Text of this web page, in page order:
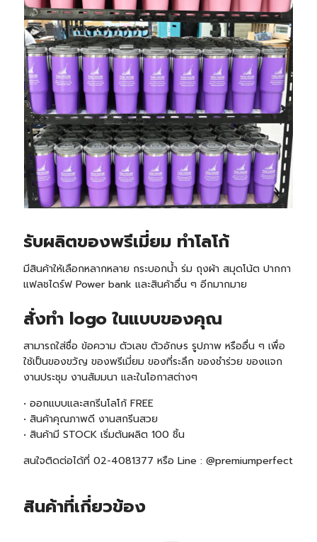
รับผลิตของพรีเมี่ยม ทำโลโก้
มีสินค้าให้เลือกหลากหลาย กระบอกน้ำ ร่ม ถุงผ้า สมุดโน้ต ปากกา
แฟลชไดร์ฟ Power bank และสินค้าอื่น ๆ อีกมากมาย
สั่งทำ logo ในแบบของคุณ
สามารถใส่ชื่อ ข้อความ ตัวเลข ตัวอักษร รูปภาพ หรืออื่น ๆ เพื่อ
ใช้เป็นของขวัญ ของพรีเมี่ยม ของที่ระลึก ของชำร่วย ของแจก
งานประชุม งานสัมมนา และในโอกาสต่างๆ
• ออกแบบและสกรีนโลโก้ FREE
• สินค้าคุณภาพดี งานสกรีนสวย
• สินค้ามี STOCK เริ่มต้นผลิต 100 ชิ้น
สนใจติดต่อได้ที่ 02-4081377 หรือ Line : @premiumperfect
สินค้าที่เกี่ยวข้อง